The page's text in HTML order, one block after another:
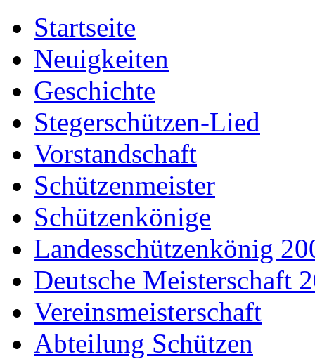
Startseite
Neuigkeiten
Geschichte
Stegerschützen-Lied
Vorstandschaft
Schützenmeister
Schützenkönige
Landesschützenkönig
Deutsche Meisterschaft
Vereinsmeisterschaft
Abteilung Schützen